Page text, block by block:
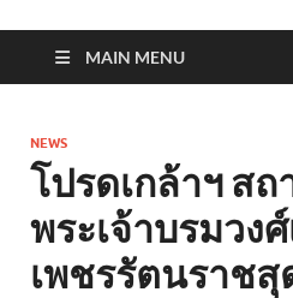
MAIN MENU
NEWS
โปรดเกล้าฯ ส
พระเจ้าบรมวง
เพชรรัตนราชสุ